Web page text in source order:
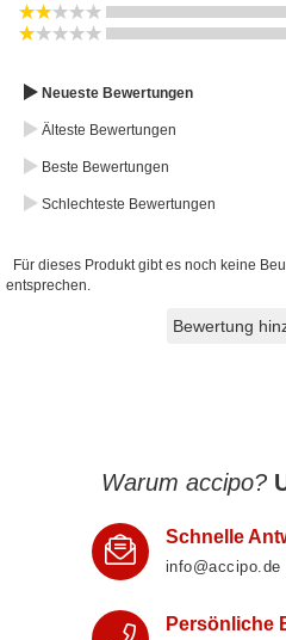
Neueste Bewertungen
Älteste Bewertungen
Beste Bewertungen
Schlechteste Bewertungen
Für dieses Produkt gibt es noch keine
entsprechen.
Bewertung
Warum accipo?
Schnelle
info@accipo.de
Persönliche